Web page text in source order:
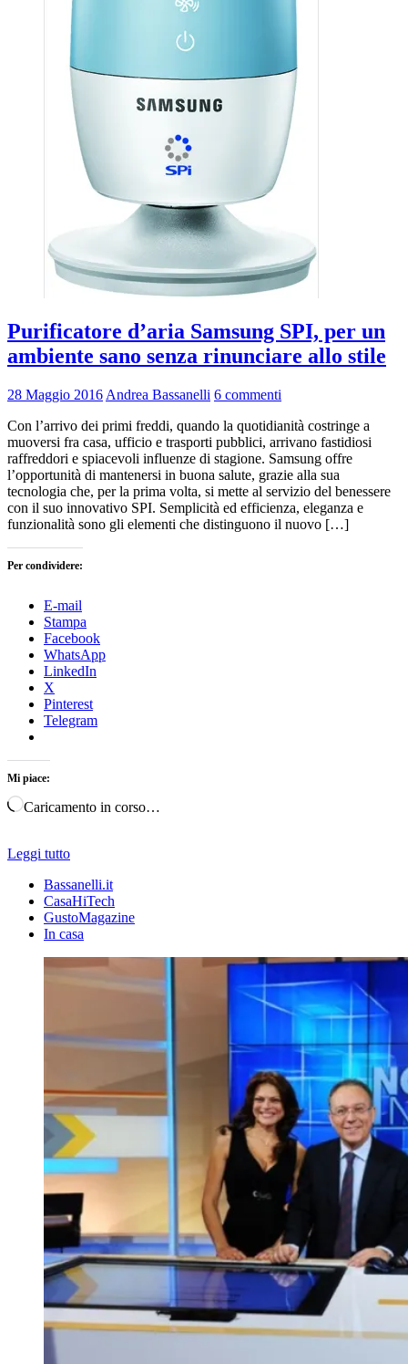
Purificatore d’aria Samsung SPI, per un
ambiente sano senza rinunciare allo stile
28 Maggio 2016 Andrea Bassanelli 6 commenti
Con l’arrivo dei primi freddi, quando la quotidianità costringe a
muoversi fra casa, ufficio e trasporti pubblici, arrivano fastidiosi
raffreddori e spiacevoli influenze di stagione. Samsung offre
l’opportunità di mantenersi in buona salute, grazie alla sua
tecnologia che, per la prima volta, si mette al servizio del benessere
con il suo innovativo SPI. Semplicità ed efficienza, eleganza e
funzionalità sono gli elementi che distinguono il nuovo […]
Per condividere:
E-mail
Stampa
Facebook
WhatsApp
LinkedIn
X
Pinterest
Telegram
Mi piace:
Caricamento in corso…
Leggi tutto
Bassanelli.it
CasaHiTech
GustoMagazine
In casa